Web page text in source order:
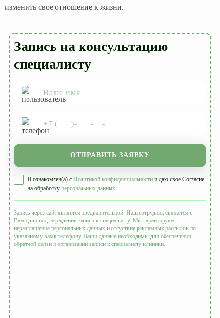
изменить свое отношение к жизни.
Запись на консультацию
специалисту
ОТПРАВИТЬ ЗАЯВКУ
Я ознакомлен(а) с Политикой конфиденциальности и даю свое Согласие
на обработку персональных данных
Запись через сайт является предварительной. Наш сотрудник свяжется с
Вами для подтверждения записи к специалисту. Мы гарантируем
неразглашение персональных данных и отсуствие рекламных рассылок по
указанному вами телефону. Ваши данные необходимы для обеспечения
обратной связи и организации записи к специалисту клиники.